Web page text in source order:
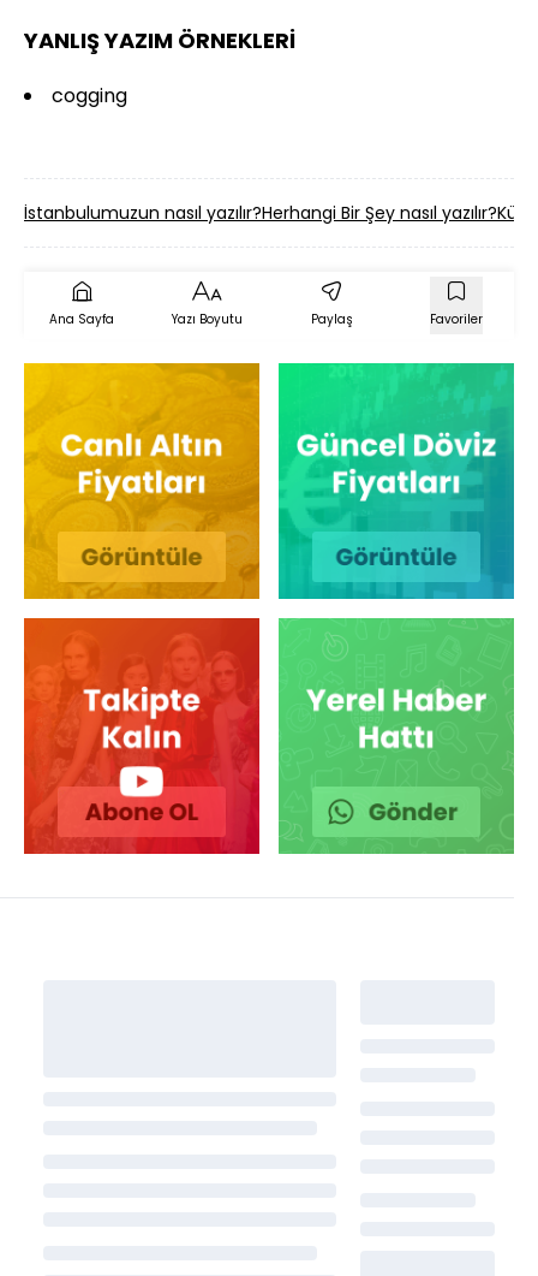
YANLIŞ YAZIM ÖRNEKLERİ
cogging
İstanbulumuzun nasıl yazılır?Herhangi Bir Şey nasıl yazılır?Küp
Ana Sayfa Yazı Boyutu Paylaş Favoriler